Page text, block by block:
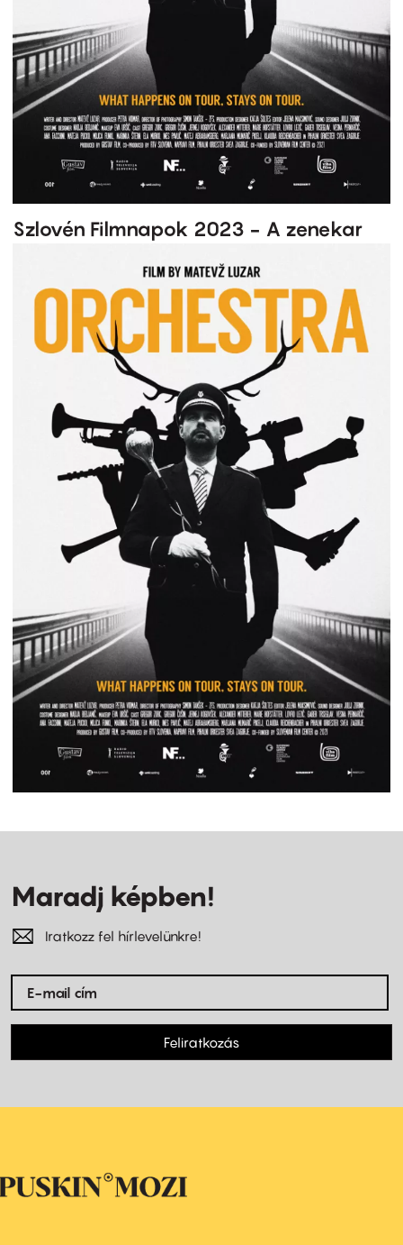
Szlovén Filmnapok 2023 - A zenekar
Maradj képben!
Iratkozz fel hírlevelünkre!
Feliratkozás